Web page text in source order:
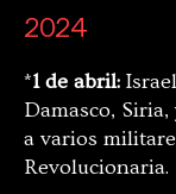
2024
*1 de abril:
Damasco,
a varios
Revolucionaria.